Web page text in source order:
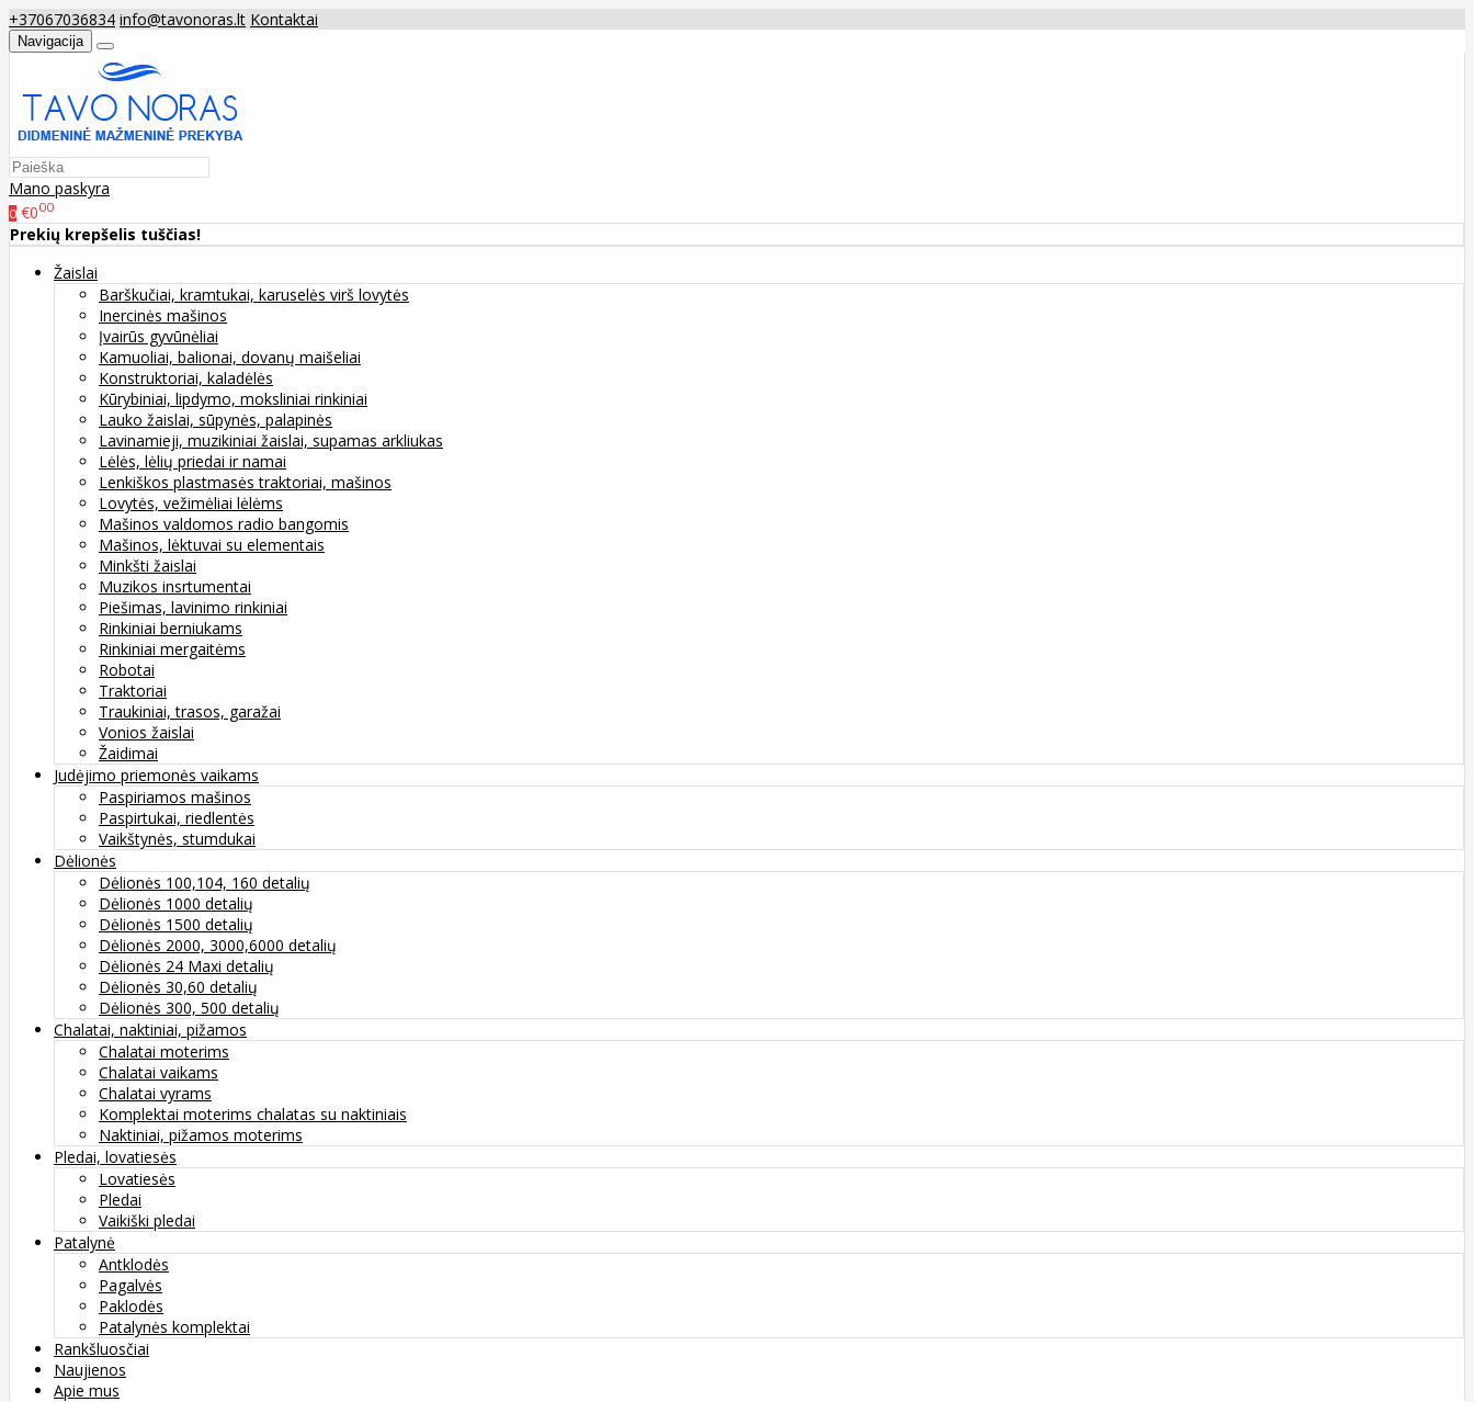
+37067036834 info@tavonoras.lt Kontaktai
Navigacija
Mano paskyra
0 €000
Prekių krepšelis tuščias!
Žaislai
Barškučiai, kramtukai, karuselės virš lovytės
Inercinės mašinos
Įvairūs gyvūnėliai
Kamuoliai, balionai, dovanų maišeliai
Konstruktoriai, kaladėlės
Kūrybiniai, lipdymo, moksliniai rinkiniai
Lauko žaislai, sūpynės, palapinės
Lavinamieji, muzikiniai žaislai, supamas arkliukas
Lėlės, lėlių priedai ir namai
Lenkiškos plastmasės traktoriai, mašinos
Lovytės, vežimėliai lėlėms
Mašinos valdomos radio bangomis
Mašinos, lėktuvai su elementais
Minkšti žaislai
Muzikos insrtumentai
Piešimas, lavinimo rinkiniai
Rinkiniai berniukams
Rinkiniai mergaitėms
Robotai
Traktoriai
Traukiniai, trasos, garažai
Vonios žaislai
Žaidimai
Judėjimo priemonės vaikams
Paspiriamos mašinos
Paspirtukai, riedlentės
Vaikštynės, stumdukai
Dėlionės
Dėlionės 100,104, 160 detalių
Dėlionės 1000 detalių
Dėlionės 1500 detalių
Dėlionės 2000, 3000,6000 detalių
Dėlionės 24 Maxi detalių
Dėlionės 30,60 detalių
Dėlionės 300, 500 detalių
Chalatai, naktiniai, pižamos
Chalatai moterims
Chalatai vaikams
Chalatai vyrams
Komplektai moterims chalatas su naktiniais
Naktiniai, pižamos moterims
Pledai, lovatiesės
Lovatiesės
Pledai
Vaikiški pledai
Patalynė
Antklodės
Pagalvės
Paklodės
Patalynės komplektai
Rankšluosčiai
Naujienos
Apie mus